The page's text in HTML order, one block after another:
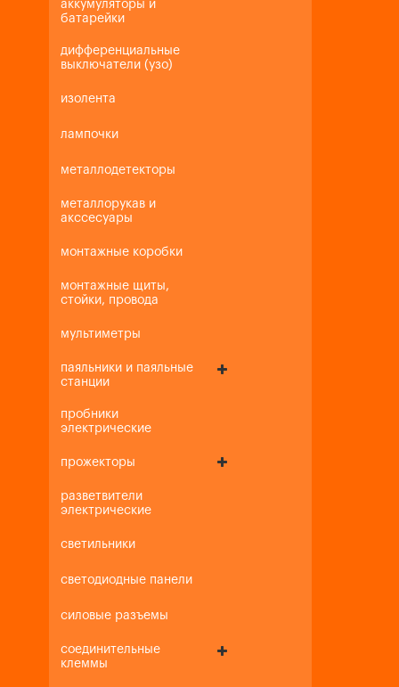
аккумуляторы и
батарейки
дифференциальные
выключатели (узо)
изолента
лампочки
металлодетекторы
металлорукав и
акссесуары
монтажные коробки
монтажные щиты,
стойки, провода
мультиметры
паяльники и паяльные
станции
пробники
электрические
прожекторы
разветвители
электрические
светильники
светодиодные панели
силовые разъемы
соединительные
клеммы